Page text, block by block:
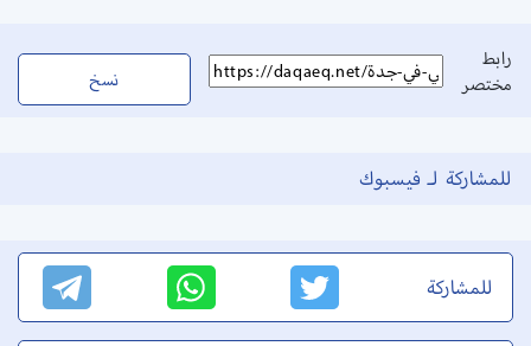
رابط
مختصر
نسخ
للمشاركة لـ فيسبوك
للمشاركة